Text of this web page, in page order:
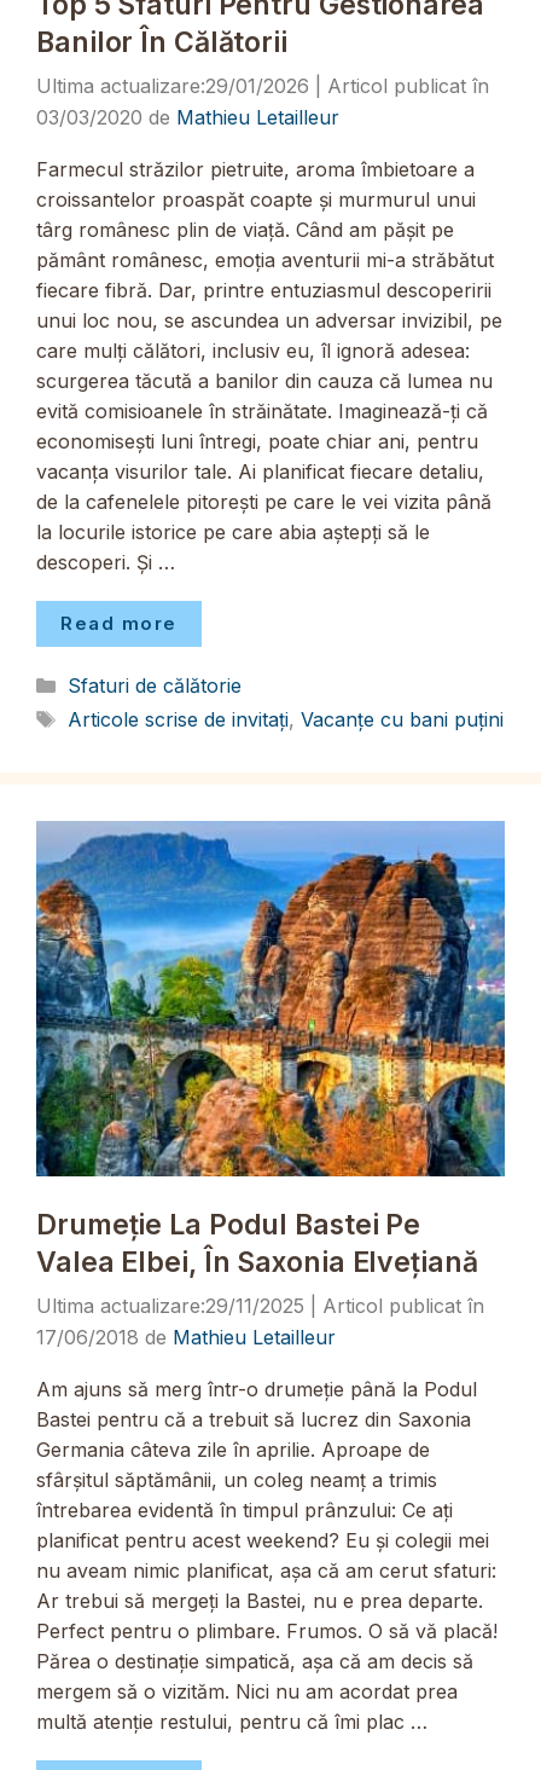
Banilor În Călătorii
29/01/2026
03/03/2020 de Mathieu Letailleur
Farmecul străzilor pietruite, aroma îmbietoare a
croissantelor proaspăt coapte și murmurul unui
târg românesc plin de viață. Când am pășit pe
pământ românesc, emoția aventurii mi-a străbătut
fiecare fibră. Dar, printre entuziasmul descoperirii
unui loc nou, se ascundea un adversar invizibil, pe
care mulți călători, inclusiv eu, îl ignoră adesea:
scurgerea tăcută a banilor din cauza că lumea nu
evită comisioanele în străinătate. Imaginează-ți că
economisești luni întregi, poate chiar ani, pentru
vacanța visurilor tale. Ai planificat fiecare detaliu,
de la cafenelele pitorești pe care le vei vizita până
la locurile istorice pe care abia aștepți să le
descoperi. Și …
Read more
Categorii
Sfaturi de călătorie
Etichete
Articole scrise de invitați, Vacanțe cu bani puțini
Drumeție La Podul Bastei Pe
Valea Elbei, În Saxonia Elvețiană
29/11/2025
17/06/2018 de Mathieu Letailleur
Am ajuns să merg într-o drumeție până la Podul
Bastei pentru că a trebuit să lucrez din Saxonia
Germania câteva zile în aprilie. Aproape de
sfârșitul săptămânii, un coleg neamț a trimis
întrebarea evidentă în timpul prânzului: Ce ați
planificat pentru acest weekend? Eu și colegii mei
nu aveam nimic planificat, așa că am cerut sfaturi:
Ar trebui să mergeți la Bastei, nu e prea departe.
Perfect pentru o plimbare. Frumos. O să vă placă!
Părea o destinație simpatică, așa că am decis să
mergem să o vizităm. Nici nu am acordat prea
multă atenție restului, pentru că îmi plac …